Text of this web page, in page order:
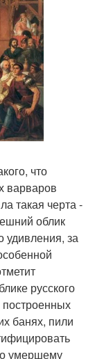
что
варваров
такая черта -
облик
удивления, за
русского
банях, пили
умершему